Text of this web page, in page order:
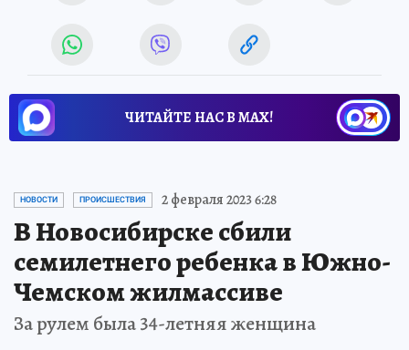
ЧИТАЙТЕ НАС В МАХ!
НОВОСТИ ПРОИСШЕСТВИЯ 2 февраля 2023 6:28
В Новосибирске сбили
семилетнего ребенка в Южно-
Чемском жилмассиве
За рулем была 34-летняя женщина